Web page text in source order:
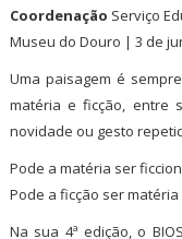
Coordenação Serviço
Museu do Douro | 3 de
Uma paisagem é
matéria e ficção, entre
novidade ou gesto
Pode a matéria ser
Pode a ficção ser
Na sua 4ª edição, o